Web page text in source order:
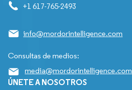
+1 617-765-2493
info@mordorintelligence.com
Consultas de medios:
media@mordorintelligence.com
ÚNETE A NOSOTROS